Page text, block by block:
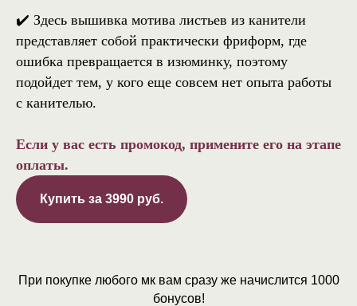
✔️ Здесь вышивка мотива листьев из канители
представляет собой практически фриформ, где
ошибка превращается в изюминку, поэтому
подойдет тем, у кого еще совсем нет опыта работы
с канителью.
Если у вас есть промокод, примените его на этапе
оплаты.
Купить за 3990 руб.
При покупке любого мк вам сразу же начислится 1000
бонусов!